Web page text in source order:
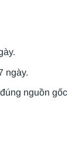
ngày.
nguồn gốc